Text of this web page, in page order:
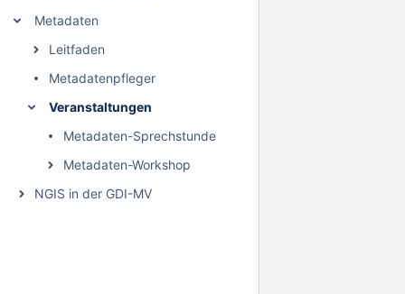
Metadaten
Leitfaden
Metadatenpfleger
Veranstaltungen
Metadaten-Sprechstunde
Metadaten-Workshop
NGIS in der GDI-MV